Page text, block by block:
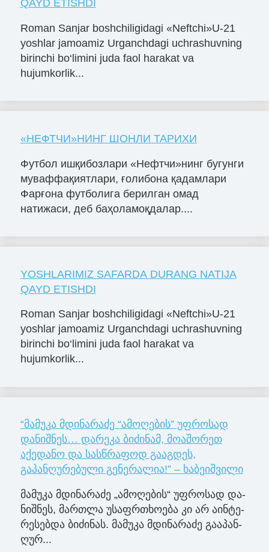
QAYD ETISHDI
Roman Sanjar boshchiligidagi «Neftchi»U-21
yoshlar jamoamiz Urganchdagi uchrashuvning
birinchi bo‘limini juda faol harakat va
hujumkorlik...
«НЕФТЧИ»НИНГ ШОНЛИ ТАРИХИ
Футбол ишқибозлари «Нефтчи»нинг бугунги
муваффақиятлари, ғолибона қадамлари
Фарғона футболига берилган омад
натижаси, деб баҳоламоқдалар....
YOSHLARIMIZ SAFARDA DURANG NATIJA
QAYD ETISHDI
Roman Sanjar boshchiligidagi «Neftchi»U-21
yoshlar jamoamiz Urganchdagi uchrashuvning
birinchi bo‘limini juda faol harakat va
hujumkorlik...
“მამუკა მდინარაძე “ამოღების” უფროსად
დანიშნეს… დარეკა ბიძინამ, მოაშორეთ
აქედანო და სასწრაფოდ გააგდეს,
გაპანღურებული გენერალია!” – ხაბეიშვილი
მა­მუ­კა მდი­ნა­რა­ძე „ამო­ღე­ბის“ უფ­რო­სად და­
ნიშ­ნეს, მარ­თლა უსაფრ­თხო­ე­ბა კი არ აინ­ტე­
რე­სებ­და ბი­ძი­ნას. მა­მუ­კა მდი­ნა­რა­ძე გა­ა­პან­
ღუ­რ...